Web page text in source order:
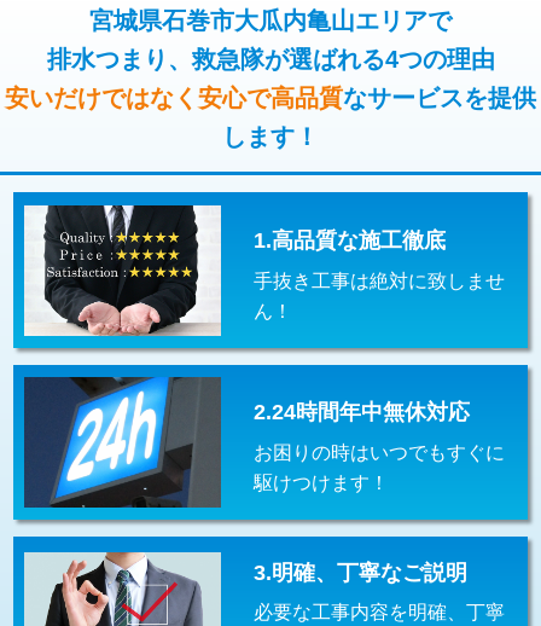
モルタル補修（厚さ10㎝まで） 27,500円
モルタル補修（厚さ10㎝超え） 38,500円
追加人工 16,500円
止水・漏水調査・防水処理・清掃・修
理・調整・分解・加工など（軽作業）
11,000円
止水・漏水調査・防水処理・清掃・修
理・調整・分解・加工など（中作業）
22,000円
止水・漏水調査・防水処理・清掃・修
理・調整・分解・加工など（重作業）
33,000円
その他部品の脱着 8,800円～
交換・取付（タンク） 22,000円+材料費
交換・取付(単水栓（壁付・デッキ
式）)
13,200円+材料費
交換・取付(混合水栓（壁付・デッキ
式・ワンホール）)
16,500円+材料費
交換・取付(排水栓・排水トラップ
（P/S/ポップアップ））
22,000円+材料費
交換・取付（その他部品） 11,000円+材料費
持込商品取付（単水栓） 13,200円
宮城県石巻市大瓜内亀山エリアで
排水つまり、救急隊が選ばれる4つの理由
安いだけではなく安心で高品質なサービスを提供
します！
1.高品質な施工徹底
手抜き工事は絶対に致しませ
ん！
2.24時間年中無休対応
お困りの時はいつでもすぐに
駆けつけます！
3.明確、丁寧なご説明
必要な工事内容を明確、丁寧